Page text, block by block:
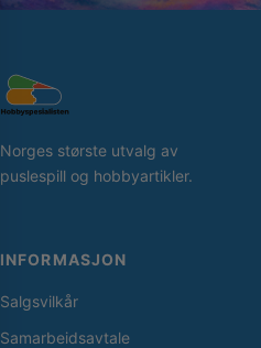
Norges største utvalg av
puslespill og hobbyartikler.
INFORMASJON
Salgsvilkår
Samarbeidsavtale